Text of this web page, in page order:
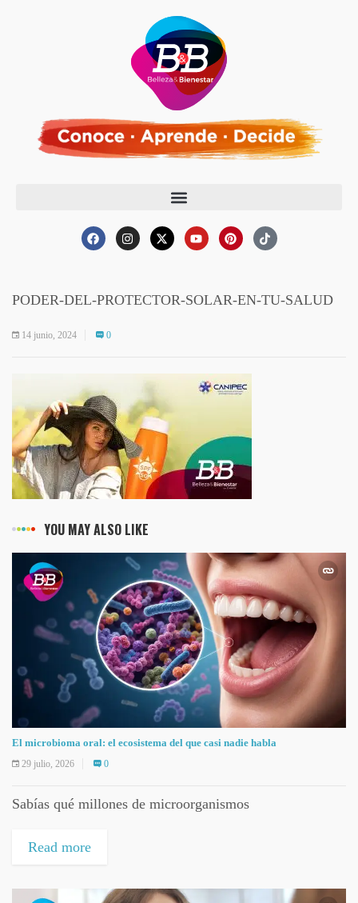
PODER-DEL-PROTECTOR-SOLAR-EN-TU-SALUD
14 junio, 2024 0
YOU MAY ALSO LIKE
El microbioma oral: el ecosistema del que casi nadie habla
29 julio, 2026 0
Sabías qué millones de microorganismos
Read more